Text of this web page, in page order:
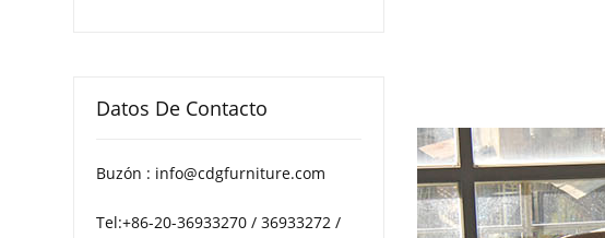
Datos De Contacto
Buzón : info@cdgfurniture.com
Tel:+86-20-36933270 / 36933272 /